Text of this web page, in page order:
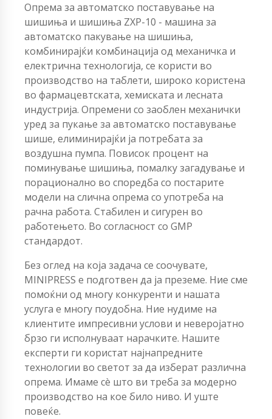
Опрема за автоматско поставување на
шишиња и шишиња ZXP-10 - машина за
автоматско пакување на шишиња,
комбинирајќи комбинација од механичка и
електрична технологија, се користи во
производство на таблети, широко користена
во фармацевтската, хемиската и лесната
индустрија. Опремени со заоблен механички
уред за пукање за автоматско поставување
шише, елиминирајќи ја потребата за
воздушна пумпа. Повисок процент на
поминување шишиња, помалку загадување и
порационално во споредба со постарите
модели на слична опрема со употреба на
рачна работа. Стабилен и сигурен во
работењето. Во согласност со GMP
стандардот.
Без оглед на која задача се соочувате,
MINIPRESS е подготвен да ја преземе. Ние сме
помоќни од многу конкуренти и нашата
услуга е многу поудобна. Ние нудиме на
клиентите импресивни услови и неверојатно
брзо ги исполнуваат нарачките. Нашите
експерти ги користат најнапредните
технологии во светот за да изберат различна
опрема. Имаме сè што ви треба за модерно
производство на кое било ниво. И уште
повеќе.